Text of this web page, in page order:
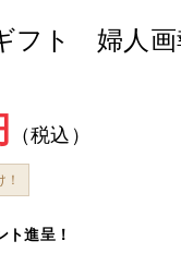
フト 婦人
（税込）
ト進呈！